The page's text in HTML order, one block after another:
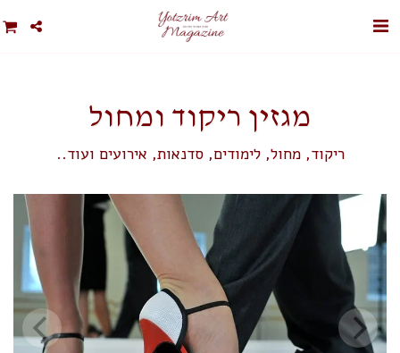
מגזין ריקוד ומחול
ריקוד, מחול, לימודים, סדנאות, אירועים ועוד..